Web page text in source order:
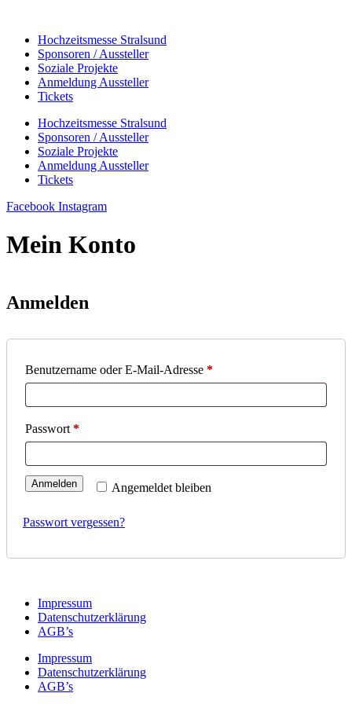
wechselnHochzeitsmesse Stralsund
Sponsoren / Aussteller
Soziale Projekte
Anmeldung Aussteller
Tickets
Hochzeitsmesse Stralsund
Sponsoren / Aussteller
Soziale Projekte
Anmeldung Aussteller
Tickets
Facebook Instagram
Mein Konto
Anmelden
Benutzername oder E-Mail-Adresse *Erforderlich
Passwort *Erforderlich
Angemeldet bleiben
Anmelden
Passwort vergessen?
Impressum
Datenschutzerklärung
AGB’s
Impressum
Datenschutzerklärung
AGB’s